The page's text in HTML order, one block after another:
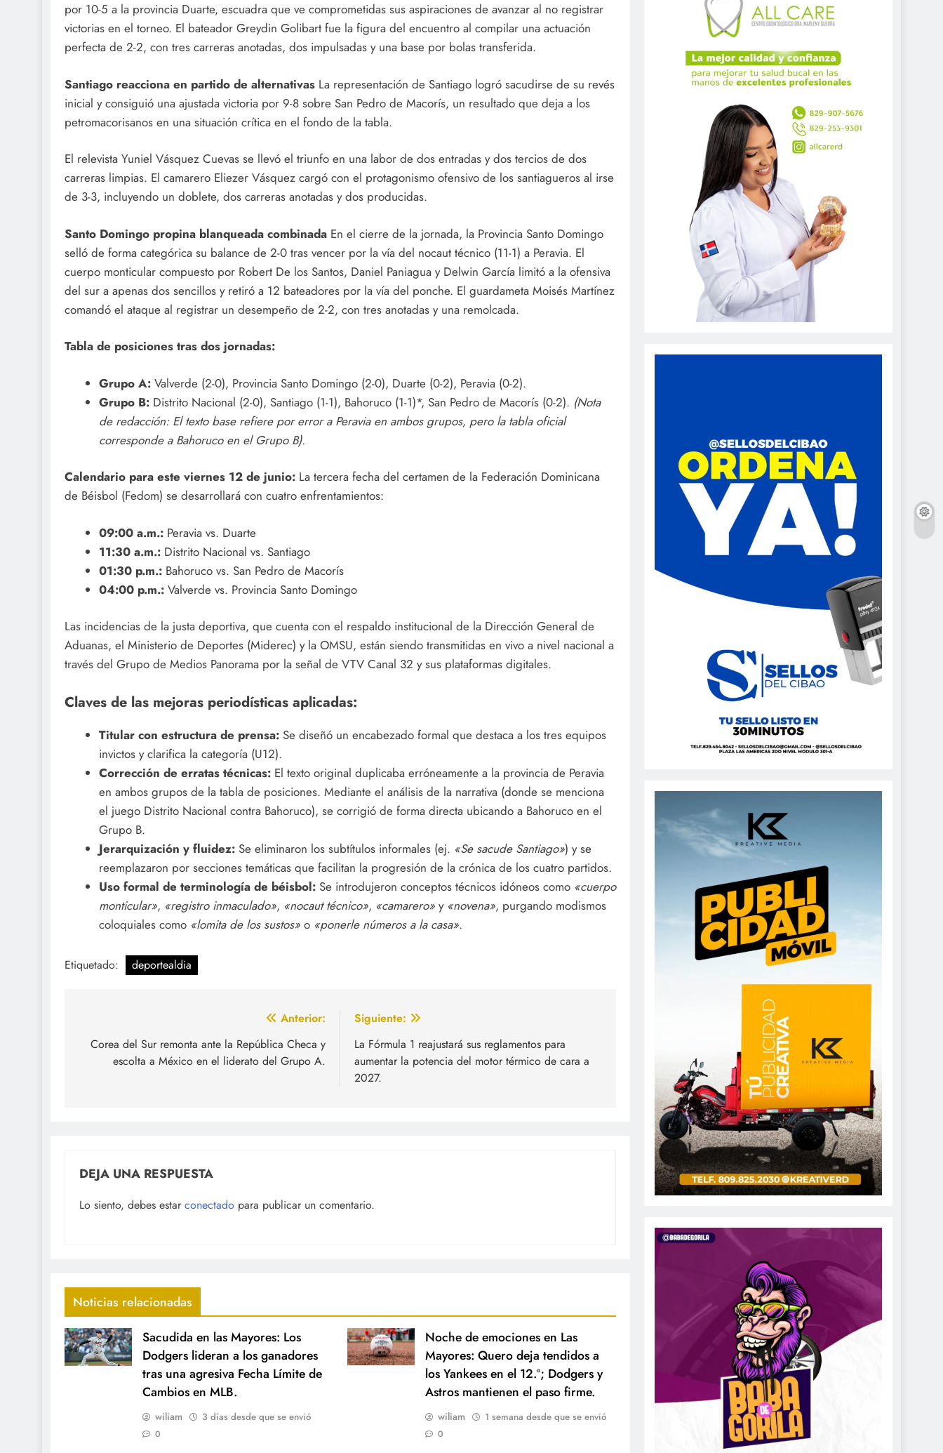
por 10-5 a la provincia Duarte, escuadra que ve comprometidas sus aspiraciones de avanzar al no registrar
victorias en el torneo. El bateador Greydin Golibart fue la figura del encuentro al compilar una actuación
perfecta de 2-2, con tres carreras anotadas, dos impulsadas y una base por bolas transferida.
Santiago reacciona en partido de alternativas La representación de Santiago logró sacudirse de su revés
inicial y consiguió una ajustada victoria por 9-8 sobre San Pedro de Macorís, un resultado que deja a los
petromacorisanos en una situación crítica en el fondo de la tabla.
El relevista Yuniel Vásquez Cuevas se llevó el triunfo en una labor de dos entradas y dos tercios de dos
carreras limpias. El camarero Eliezer Vásquez cargó con el protagonismo ofensivo de los santiagueros al irse
de 3-3, incluyendo un doblete, dos carreras anotadas y dos producidas.
Santo Domingo propina blanqueada combinada En el cierre de la jornada, la Provincia Santo Domingo
selló de forma categórica su balance de 2-0 tras vencer por la vía del nocaut técnico (11-1) a Peravia. El
cuerpo monticular compuesto por Robert De los Santos, Daniel Paniagua y Delwin García limitó a la ofensiva
del sur a apenas dos sencillos y retiró a 12 bateadores por la vía del ponche. El guardameta Moisés Martínez
comandó el ataque al registrar un desempeño de 2-2, con tres anotadas y una remolcada.
Tabla de posiciones tras dos jornadas:
Grupo A:Valverde (2-0), Provincia Santo Domingo (2-0), Duarte (0-2), Peravia (0-2).
Grupo B:Distrito Nacional (2-0), Santiago (1-1), Bahoruco (1-1)*, San Pedro de Macorís (0-2). (Nota
de redacción: El texto base refiere por error a Peravia en ambos grupos, pero la tabla oficial
corresponde a Bahoruco en el Grupo B).
Calendario para este viernes 12 de junio: La tercera fecha del certamen de la Federación Dominicana
de Béisbol (Fedom) se desarrollará con cuatro enfrentamientos:
09:00 a.m.:Peravia vs. Duarte
11:30 a.m.:Distrito Nacional vs. Santiago
01:30 p.m.:Bahoruco vs. San Pedro de Macorís
04:00 p.m.:Valverde vs. Provincia Santo Domingo
Las incidencias de la justa deportiva, que cuenta con el respaldo institucional de la Dirección General de
Aduanas, el Ministerio de Deportes (Miderec) y la OMSU, están siendo transmitidas en vivo a nivel nacional a
través del Grupo de Medios Panorama por la señal de VTV Canal 32 y sus plataformas digitales.
Claves de las mejoras periodísticas aplicadas:
Titular con estructura de prensa:Se diseñó un encabezado formal que destaca a los tres equipos
invictos y clarifica la categoría (U12).
Corrección de erratas técnicas:El texto original duplicaba erróneamente a la provincia de Peravia
en ambos grupos de la tabla de posiciones. Mediante el análisis de la narrativa (donde se menciona
el juego Distrito Nacional contra Bahoruco), se corrigió de forma directa ubicando a Bahoruco en el
Grupo B.
Jerarquización y fluidez:Se eliminaron los subtítulos informales (ej. «Se sacude Santiago») y se
reemplazaron por secciones temáticas que facilitan la progresión de la crónica de los cuatro partidos.
Uso formal de terminología de béisbol:Se introdujeron conceptos técnicos idóneos como «cuerpo
monticular», «registro inmaculado», «nocaut técnico», «camarero»y «novena», purgando modismos
coloquiales como «lomita de los sustos»o «ponerle números a la casa».
Etiquetado: deportealdia
de
entradas
Anterior:
Corea del Sur remonta ante la República Checa y
escolta a México en el liderato del Grupo A.
Siguiente:
La Fórmula 1 reajustará sus reglamentos para
aumentar la potencia del motor térmico de cara a
2027.
DEJA UNA RESPUESTA
Lo siento, debes estar conectado para publicar un comentario.
Noticias relacionadas
Sacudida en las Mayores: Los
Dodgers lideran a los ganadores
tras una agresiva Fecha Límite de
Cambios en MLB.
wiliam 3 días desde que se envió
0
Noche de emociones en Las
Mayores: Quero deja tendidos a
los Yankees en el 12.º; Dodgers y
Astros mantienen el paso firme.
wiliam 1 semana desde que se envió
0